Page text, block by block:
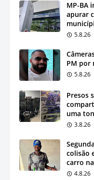
MP-BA
apurar
5.8.26
PM por
5.8.26
Presos
uma
3.8.26
colisão
carro
4.8.26